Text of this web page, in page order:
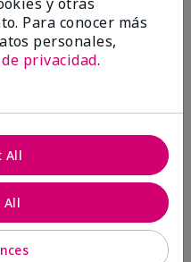
Opinión
1
Para conocer más
personales,
privacidad.
All
All